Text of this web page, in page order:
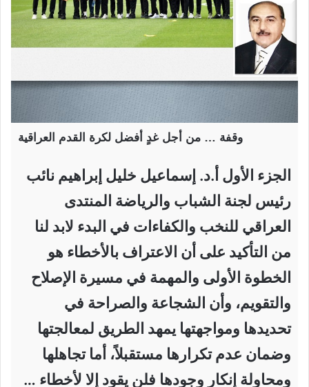
وقفة … من أجل غدٍ أفضل لكرة القدم العراقية
الجزء الأول أ.د. إسماعيل خليل إبراهيم نائب
رئيس لجنة الشباب والرياضة المنتدى
العراقي للنخب والكفاءات في البدء لابد لنا
من التأكيد على أن الاعتراف بالأخطاء هو
الخطوة الأولى والمهمة في مسيرة الإصلاح
والتقويم، وأن الشجاعة والصراحة في
تحديدها ومواجهتها يمهد الطريق لمعالجتها
وضمان عدم تكرارها مستقبلاً، أما تجاهلها
ومحاولة إنكار وجودها فلن يقود إلا لأخطاء …